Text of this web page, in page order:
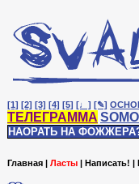
[1] [2] [3] [4] [5] [♩] [✎]
ТЕЛЕГРАММА
НАОРАТЬ НА
Главная | Ласты | Написать! |